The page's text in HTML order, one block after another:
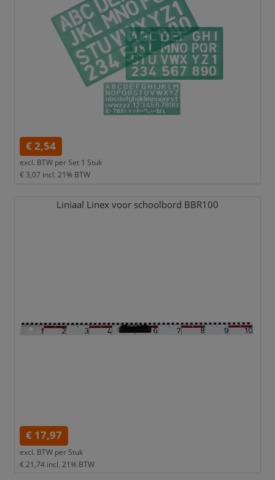
€ 2,54
excl. BTW per Set 1 Stuk
€ 3,07 incl. 21% BTW
Liniaal Linex voor schoolbord BBR100
€ 17,97
excl. BTW per Stuk
€ 21,74 incl. 21% BTW